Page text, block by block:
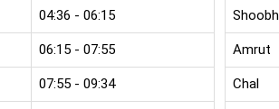
04:36 - 06:15
06:15 - 07:55
07:55 - 09:34
Shoobh
Amrut
Chal